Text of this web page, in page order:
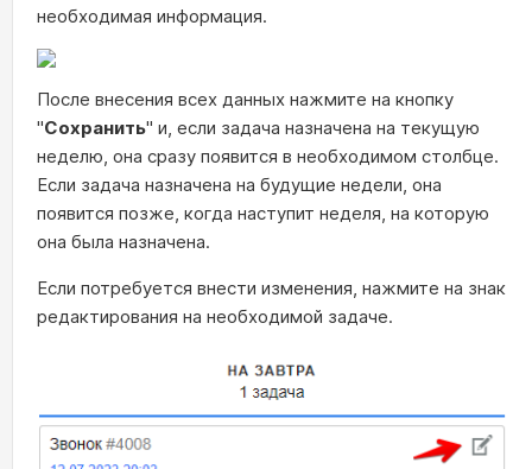
необходимая информация.
После внесения всех данных нажмите на кнопку
"Сохранить" и, если задача назначена на текущую
неделю, она сразу появится в необходимом столбце.
Если задача назначена на будущие недели, она
появится позже, когда наступит неделя, на которую
она была назначена.
Если потребуется внести изменения, нажмите на знак
редактирования на необходимой задаче.